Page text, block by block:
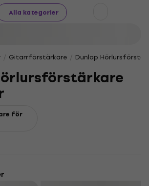
Alla kategorier
Gitarrförstärkare Dunlop
för